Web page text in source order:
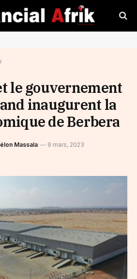
le gouvernement
inaugurent la
de Berbera
Massala 9 mars, 2023